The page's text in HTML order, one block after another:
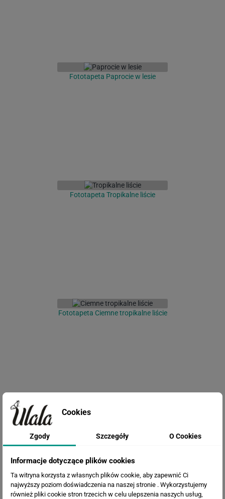
Fototapeta Paprocie w lesie
Fototapeta Tropikalne liście
Fototapeta Ciemne tropikalne liście
Fototapeta Liście w kolorach
szałwii
Cookies
Zgody Szczegóły O Cookies
Informacje dotyczące plików cookies
Ta witryna korzysta z własnych plików cookie, aby zapewnić Ci
najwyższy poziom doświadczenia na naszej stronie . Wykorzystujemy
również pliki cookie stron trzecich w celu ulepszenia naszych usług,